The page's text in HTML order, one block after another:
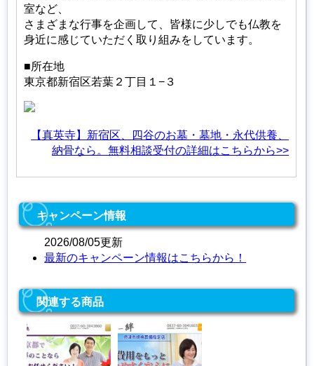
室など、
さまざまな行事を企画して、皆様に少しでも仏教を
身近に感じていただく取り組みをしています。
■所在地
東京都新宿区若葉２丁目１−３
【真英寺】新宿区、四谷のお墓・墓地・永代供養、
納骨なら。無料相談受付の詳細はこちらから>>
キャンペーン情報
2026/08/05更新
最新のキャンペーン情報はこちらから！
関連する商品